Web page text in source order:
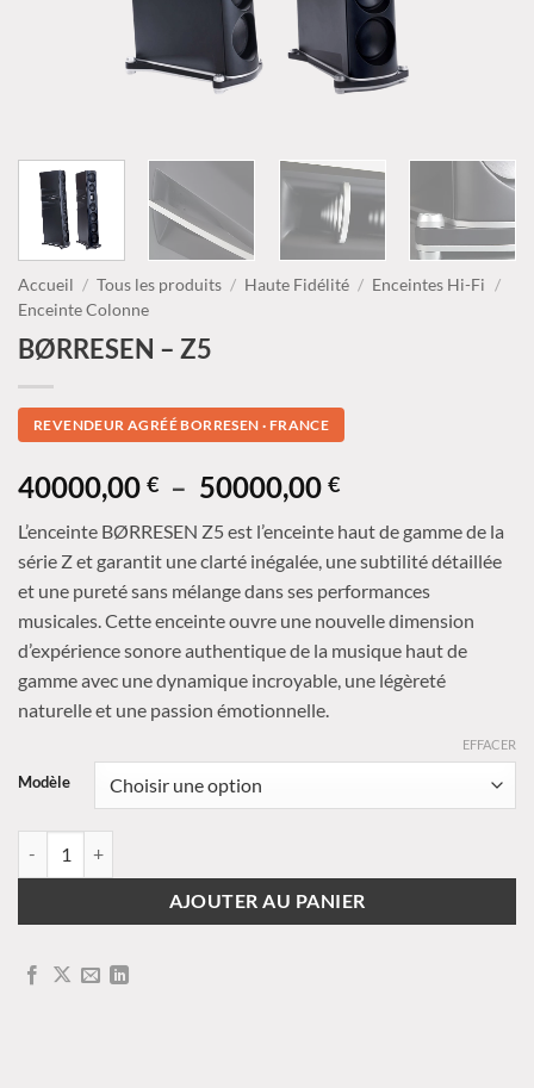
Accueil / Tous les produits / Haute Fidélité / Enceintes Hi-Fi
/
Enceinte Colonne
BØRRESEN – Z5
REVENDEUR AGRÉÉ BORRESEN · FRANCE
40000,00 € – 50000,00 €Plage
prix :
40000,00 €
à
50000,00 €
L’enceinte BØRRESEN Z5 est l’enceinte haut de gamme de la
série Z et garantit une clarté inégalée, une subtilité détaillée
et une pureté sans mélange dans ses performances
musicales. Cette enceinte ouvre une nouvelle dimension
d’expérience sonore authentique de la musique haut de
gamme avec une dynamique incroyable, une légèreté
naturelle et une passion émotionnelle.
Modèle
EFFACER
AJOUTER AU PANIER